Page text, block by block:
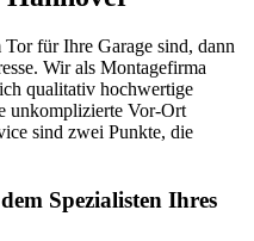
für Ihre Garage sind, dann
Wir als Montagefirma
qualitativ hochwertige
unkomplizierte Vor-Ort
sind zwei Punkte, die
Spezialisten Ihres